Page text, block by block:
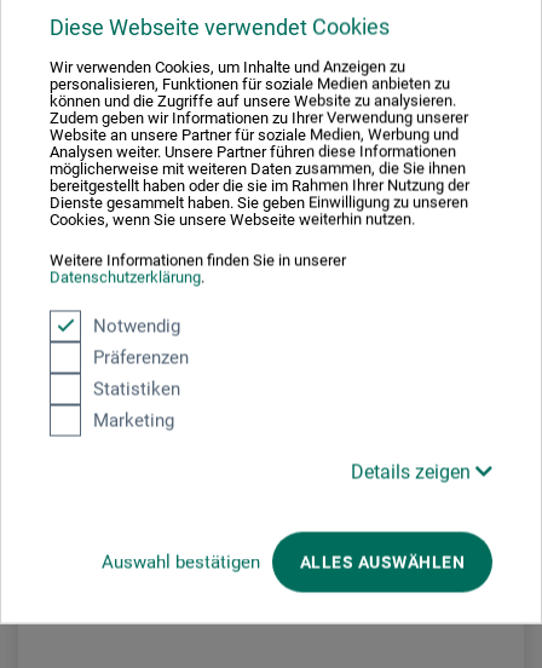
Diese Webseite verwendet Cookies
Wir verwenden Cookies, um Inhalte und Anzeigen zu
personalisieren, Funktionen für soziale Medien anbieten zu
können und die Zugriffe auf unsere Website zu analysieren.
Zudem geben wir Informationen zu Ihrer Verwendung unserer
Website an unsere Partner für soziale Medien, Werbung und
Analysen weiter. Unsere Partner führen diese Informationen
möglicherweise mit weiteren Daten zusammen, die Sie ihnen
bereitgestellt haben oder die sie im Rahmen Ihrer Nutzung der
Dienste gesammelt haben. Sie geben Einwilligung zu unseren
Cookies, wenn Sie unsere Webseite weiterhin nutzen.
Weitere Informationen finden Sie in unserer
Datenschutzerklärung.
Notwendig
Präferenzen
Statistiken
Marketing
Details zeigen
Auswahl bestätigen ALLES AUSWÄHLEN
3.00 CHF